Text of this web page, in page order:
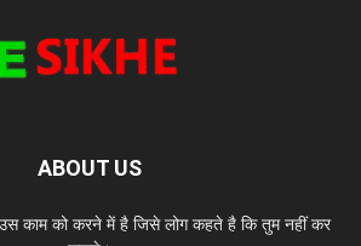
ABOUT US
काम को करने में है जिसे लोग कहते है कि तुम नहीं कर